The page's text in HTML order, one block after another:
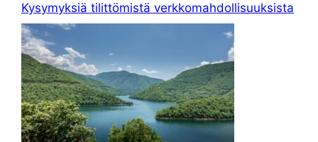
Kysymyksiä tilittömistä verkkomahdollisuuksista